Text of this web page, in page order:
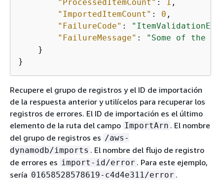
"ProcessedItemCount" :
,
"ImportedItemCount" : 0 ,
"FailureCode" :
"FailureMessage" :
"Some of the
    }
}
Recupere el grupo de registros y el ID de importación
de la respuesta anterior y utilícelos para recuperar los
registros de errores. El ID de importación es el último
elemento de la ruta del campo ImportArn . El nombre
del grupo de registros es /aws-
dynamodb/imports . El nombre del flujo de registro
de errores es import-id/error . Para este ejemplo,
sería 01658528578619-c4d4e311/error .